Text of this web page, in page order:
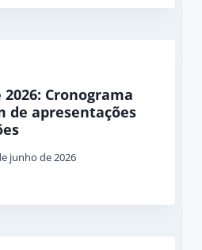
Cronograma
de apresentações
junho de 2026